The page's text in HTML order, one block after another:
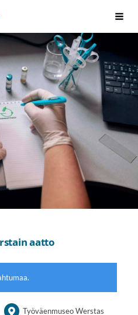
aatto
Työväenmuseo Werstas